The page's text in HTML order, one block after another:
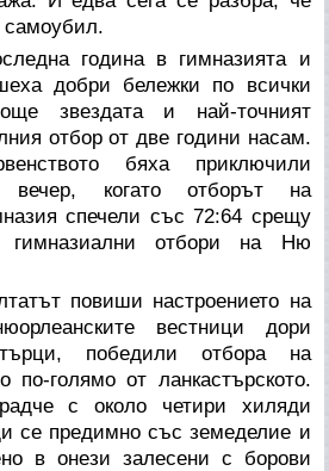
година в гимназията и
добри бележки по всички
звездата и най-точният
отбор от две години насам.
бяха приключили
вечер, когато отборът на
спечели със 72:64 срещу
отбори на Ню
повиши настроението на
вестници дори
победили отбора на
по-голямо от ланкастърското.
с около четири хиляди
се предимно със земеделие и
в онези залесени с борови